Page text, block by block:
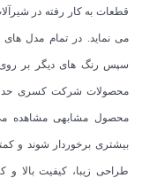
قطعات به کار رفته در
می نماید. در تمام مدل های
سپس رنگ های دیگر بر روی
محصول مشابهی مشاهده
بیشتری برخوردار شوند و
طراحی زیبا، کیفیت بالا و